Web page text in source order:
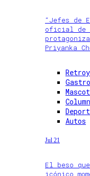
“Jefes de
oficial de
Priyanka
Retroy
Autos
Jul 21
El beso
icónico